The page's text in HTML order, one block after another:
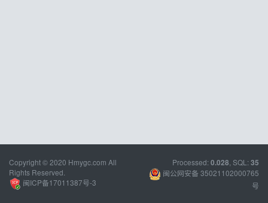
Copyright © 2020 Hmygc.com All
Rights Reserved.
闽ICP备17011387号-3
Processed: 0.028 , SQL: 35
闽公网安备 35021102000765
号